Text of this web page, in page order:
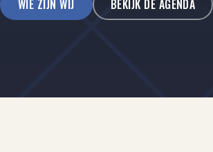
WIE ZIJN WIJ BEKIJK DE AGENDA